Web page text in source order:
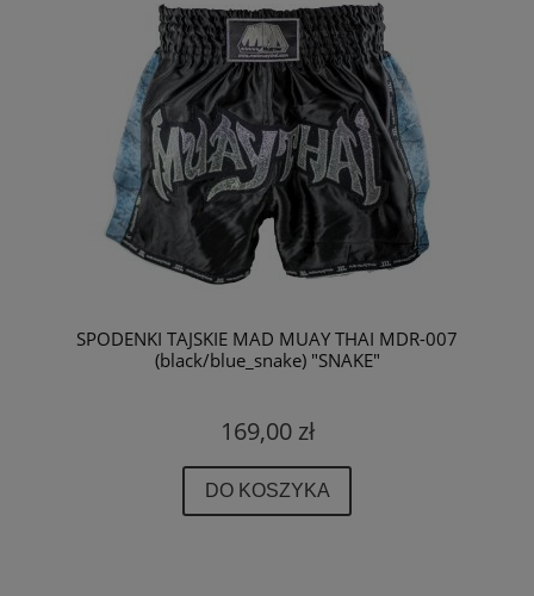
SPODENKI TAJSKIE MAD MUAY THAI MDR-007
(black/blue_snake) "SNAKE"
169,00 zł
DO KOSZYKA